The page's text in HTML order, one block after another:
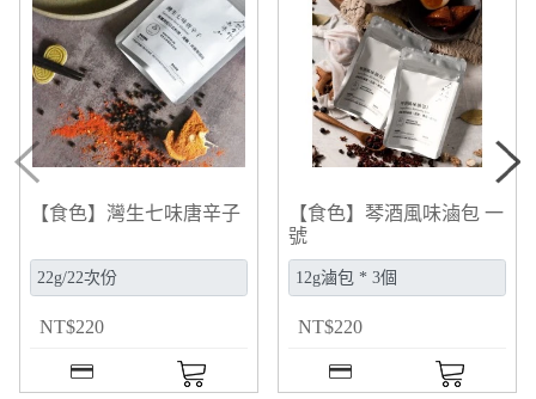
【食色】灣生七味唐辛子
NT$220
【食色】琴酒風味滷包 一
號
NT$220